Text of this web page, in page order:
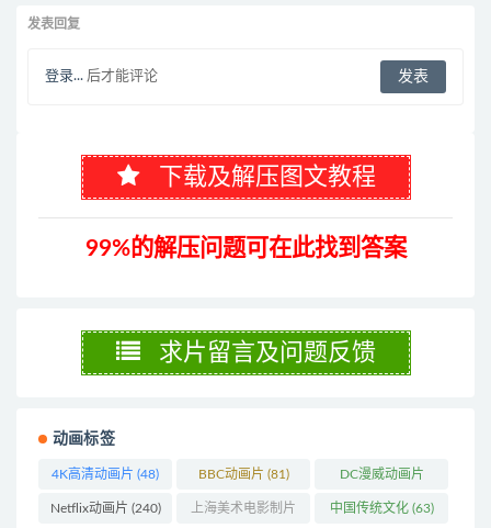
收藏版 720P/MKV/4.75G 动画片
头脑特工队下载
发表回复
登录... 后才能评论
下载及解压图文教程
99%的解压问题可在此找到答案
求片留言及问题反馈
动画标签
4K高清动画片 (48) BBC动画片 (81) DC漫威动画片
(104)
Netflix动画片 (240) 上海美术电影制片 中国传统文化(63)